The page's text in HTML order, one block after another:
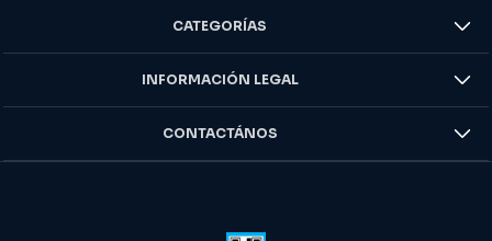
CATEGORÍAS
INFORMACIÓN LEGAL
CONTACTÁNOS